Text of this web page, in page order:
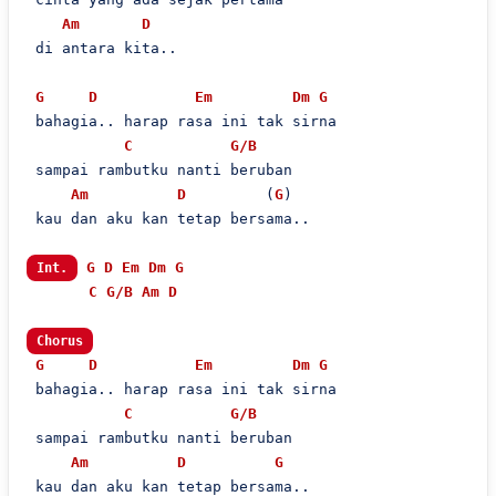
Am
D
di antara kita..
G D Em Dm G
bahagia.. harap rasa ini tak sirna
C
G/B
sampai rambutku nanti beruban
Am
D
         (
G)
kau dan aku kan tetap bersama..
Int. G D Em Dm G
C G/B Am D
Chorus
G D Em Dm G
bahagia.. harap rasa ini tak sirna
C
G/B
sampai rambutku nanti beruban
Am
D
G
kau dan aku kan tetap bersama..